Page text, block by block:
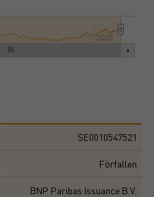
2025
SE0010547521
Förfallen
BNP Paribas Issuance B.V.